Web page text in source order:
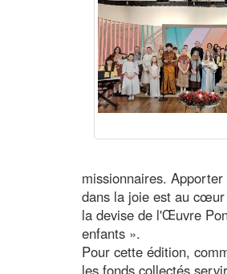
missionnaires.
dans la joie est au
la devise de l'Œuvre
enfants ».
Pour cette édition,
les fonds collectés